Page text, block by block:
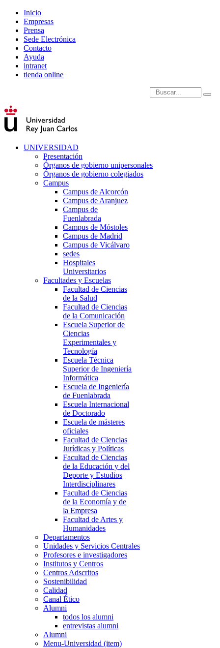
Inicio
Empresas
Prensa
Sede Electrónica
Contacto
Ayuda
intranet
tienda online
Introduce términos de
UNIVERSIDAD
Presentación
Órganos de gobierno unipersonales
Órganos de gobierno colegiados
Campus
Campus de Alcorcón
Campus de Aranjuez
Campus de
Fuenlabrada
Campus de Móstoles
Campus de Madrid
Campus de Vicálvaro
sedes
Hospitales
Universitarios
Facultades y Escuelas
Facultad de Ciencias
de la Salud
Facultad de Ciencias
de la Comunicación
Escuela Superior de
Ciencias
Experimentales y
Tecnología
Escuela Técnica
Superior de Ingeniería
Informática
Escuela de Ingeniería
de Fuenlabrada
Escuela Internacional
de Doctorado
Escuela de másteres
oficiales
Facultad de Ciencias
Jurídicas y Políticas
Facultad de Ciencias
de la Educación y del
Deporte y Estudios
Interdisciplinares
Facultad de Ciencias
de la Economía y de
la Empresa
Facultad de Artes y
Humanidades
Departamentos
Unidades y Servicios Centrales
Profesores e investigadores
Institutos y Centros
Centros Adscritos
Sostenibilidad
Calidad
Canal Ético
Alumni
todos los alumni
entrevistas alumni
Alumni
Menu-Universidad (item)